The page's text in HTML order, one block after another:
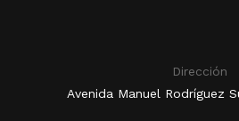
Dirección
Avenida Manuel Rodríguez